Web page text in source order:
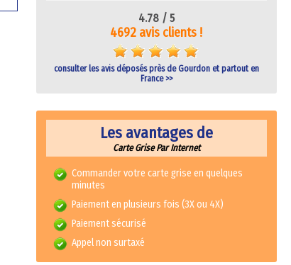
4.78 / 5
4692 avis clients !
consulter les avis déposés près de Gourdon et partout en
France >>
Les avantages de
Carte Grise Par Internet
Commander votre carte grise en quelques
minutes
Paiement en plusieurs fois (3X ou 4X)
Paiement sécurisé
Appel non surtaxé